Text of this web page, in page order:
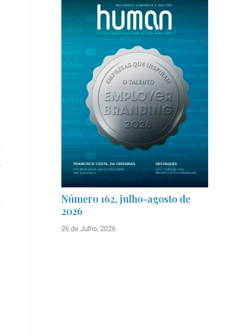
Número 162, julho-agosto de
2026
26 de Julho, 2026